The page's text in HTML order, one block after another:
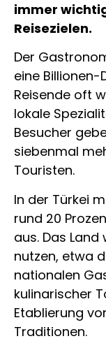
immer
Reisezielen.
Der
eine
Reisende oft
lokale
Besucher
siebenmal
Touristen.
In der Türkei
rund 20
aus. Das
nutzen, etwa
nationalen
kulinarischer
Etablierung
Traditionen.